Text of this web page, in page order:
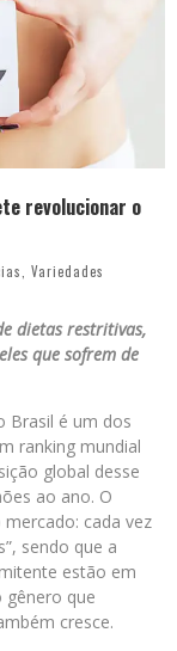
revolucionar o
, Variedades
dietas restritivas,
que sofrem de
Brasil é um dos
ranking mundial
global desse
ao ano. O
cada vez
sendo que a
estão em
gênero que
cresce.